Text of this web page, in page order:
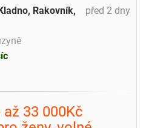
před 2 dny
Rakovník,
33 000Kč